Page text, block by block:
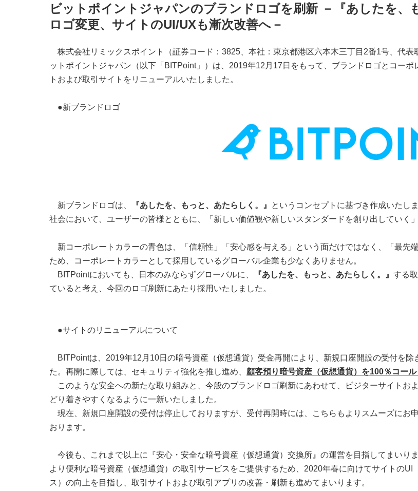
ビットポイントジャパンのブランドロゴを刷新 －『あしたを、
ロゴ変更、サイトのUI/UXも漸次改善へ－
株式会社リミックスポイント（証券コード：3825、本社：東京都港区六本木三丁目2番1号、代
ットポイントジャパン（以下「BITPoint」）は、2019年12月17日をもって、ブランドロゴとコー
トおよび取引サイトをリニューアルいたしました。
●新ブランドロゴ
新ブランドロゴは、 『あしたを、もっと、あたらしく。』
というコンセプトに基づき作成いたし
社会において、ユーザーの皆様とともに、「新しい価値観や新しいスタンダードを創り出していく
新コーポレートカラーの青色は、「信頼性」「安心感を与える」という面だけではなく、「最先
ため、コーポレートカラーとして採用しているグローバル企業も少なくありません。
BITPointにおいても、日本のみならずグローバルに、
『あしたを、もっと、あたらしく。』 する
ていると考え、今回のロゴ刷新にあたり採用いたしました。
●サイトのリニューアルについて
BITPointは、2019年12月10日の暗号資産（仮想通貨）受金再開により、新規口座開設の受付を
た。再開に際しては、セキュリティ強化を推し進め、 顧客預り暗号資産（仮想通貨）を100％コー
このような安全への新たな取り組みと、今般のブランドロゴ刷新にあわせて、ビジターサイトお
どり着きやすくなるように一新いたしました。
現在、新規口座開設の受付は停止しておりますが、受付再開時には、こちらもよりスムーズにお
おります。
今後も、これまで以上に『安心・安全な暗号資産（仮想通貨）交換所』の運営を目指してまいり
より便利な暗号資産（仮想通貨）の取引サービスをご提供するため、2020年春に向けてサイトの
ス）の向上を目指し、取引サイトおよび取引アプリの改善・刷新も進めてまいります。